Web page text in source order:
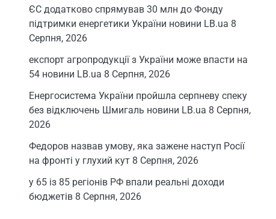
ЄС додатково спрямував 30 млн до Фонду
підтримки енергетики України новини LB.ua 8
Серпня, 2026
експорт агропродукції з України може впасти на
54 новини LB.ua 8 Серпня, 2026
Енергосистема України пройшла серпневу спеку
без відключень Шмигаль новини LB.ua 8 Серпня,
2026
Федоров назвав умову, яка зажене наступ Росії
на фронті у глухий кут 8 Серпня, 2026
у 65 із 85 регіонів РФ впали реальні доходи
бюджетів 8 Серпня, 2026